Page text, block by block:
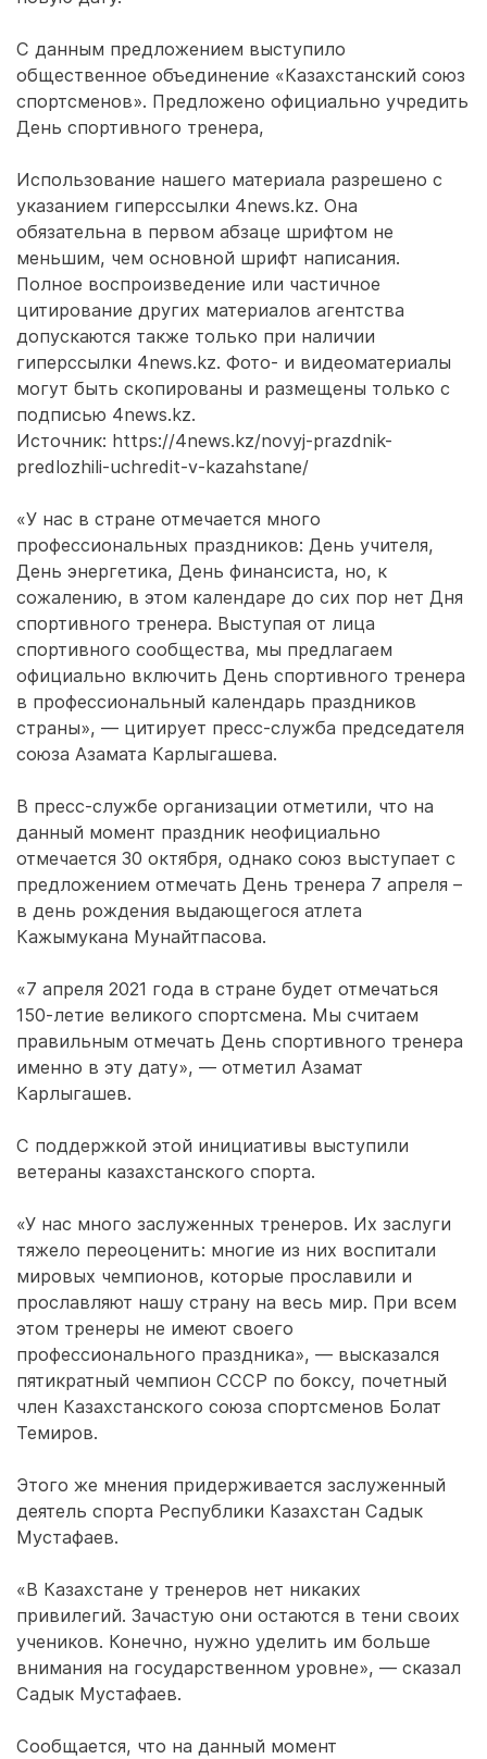
С данным предложением выступило
общественное объединение «Казахстанский союз
спортсменов». Предложено официально учредить
День спортивного тренера,
Использование нашего материала разрешено с
указанием гиперссылки 4news.kz. Она
обязательна в первом абзаце шрифтом не
меньшим, чем основной шрифт написания.
Полное воспроизведение или частичное
цитирование других материалов агентства
допускаются также только при наличии
гиперссылки 4news.kz. Фото- и видеоматериалы
могут быть скопированы и размещены только с
подписью 4news.kz.
Источник: https://4news.kz/novyj-prazdnik-
predlozhili-uchredit-v-kazahstane/
«У нас в стране отмечается много
профессиональных праздников: День учителя,
День энергетика, День финансиста, но, к
сожалению, в этом календаре до сих пор нет Дня
спортивного тренера. Выступая от лица
спортивного сообщества, мы предлагаем
официально включить День спортивного тренера
в профессиональный календарь праздников
страны», — цитирует пресс-служба председателя
союза Азамата Карлыгашева.
В пресс-службе организации отметили, что на
данный момент праздник неофициально
отмечается 30 октября, однако союз выступает с
предложением отмечать День тренера 7 апреля –
в день рождения выдающегося атлета
Кажымукана Мунайтпасова.
«7 апреля 2021 года в стране будет отмечаться
150-летие великого спортсмена. Мы считаем
правильным отмечать День спортивного тренера
именно в эту дату», — отметил Азамат
Карлыгашев.
С поддержкой этой инициативы выступили
ветераны казахстанского спорта.
«У нас много заслуженных тренеров. Их заслуги
тяжело переоценить: многие из них воспитали
мировых чемпионов, которые прославили и
прославляют нашу страну на весь мир. При всем
этом тренеры не имеют своего
профессионального праздника», — высказался
пятикратный чемпион СССР по боксу, почетный
член Казахстанского союза спортсменов Болат
Темиров.
Этого же мнения придерживается заслуженный
деятель спорта Республики Казахстан Садык
Мустафаев.
«В Казахстане у тренеров нет никаких
привилегий. Зачастую они остаются в тени своих
учеников. Конечно, нужно уделить им больше
внимания на государственном уровне», — сказал
Садык Мустафаев.
Сообщается, что на данный момент